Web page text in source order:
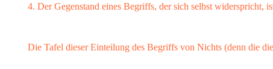
4. Der Gegenstand eines Begriffs, der sich selbst
Die Tafel dieser Einteilung des Begriffs von Nichts (denn die